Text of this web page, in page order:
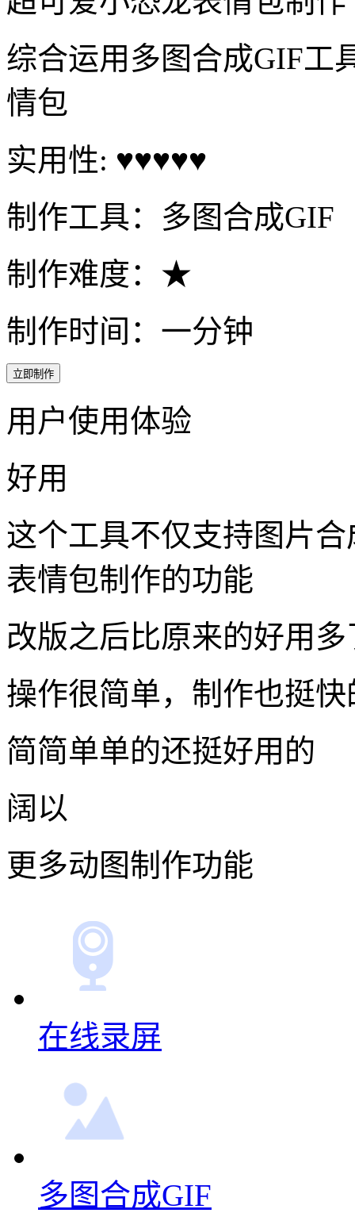
综合运用多图合成GIF工
情包
实用性: ♥♥♥♥♥
制作工具：多图合成GIF
制作难度：★
制作时间：一分钟
立即制作
用户使用体验
好用
这个工具不仅支持图片
表情包制作的功能
改版之后比原来的好用
操作很简单，制作也挺
简简单单的还挺好用的
阔以
更多动图制作功能
在线录屏
多图合成GIF